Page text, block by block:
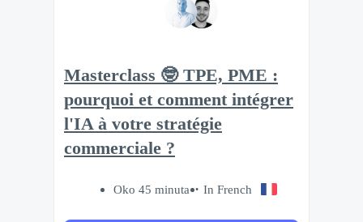
Masterclass 🤓 TPE, PME :
pourquoi et comment intégrer
l'IA à votre stratégie
commerciale ?
Oko 45 minuta In French